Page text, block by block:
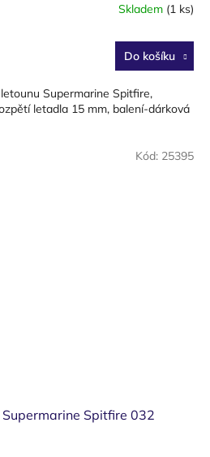
Skladem (1 ks)
Do košíku
Supermarine Spitfire,
letadla 15 mm, balení-dárková
Spitfire 032
Kód: 25395